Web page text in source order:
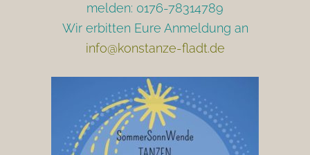
melden: 0176-78314789
Wir erbitten Eure Anmeldung an
info@konstanze-fladt.de